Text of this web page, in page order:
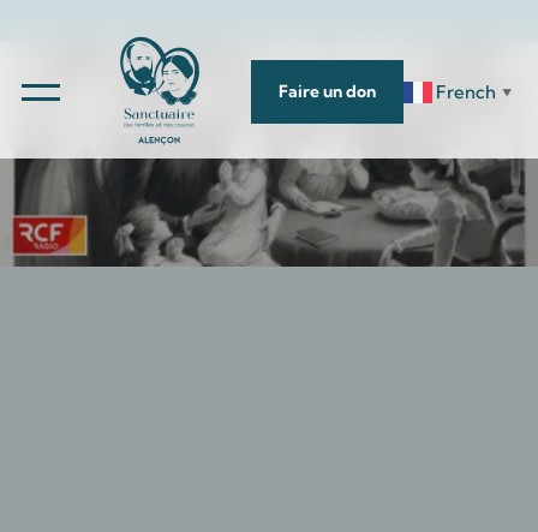
Faire un don French ▼